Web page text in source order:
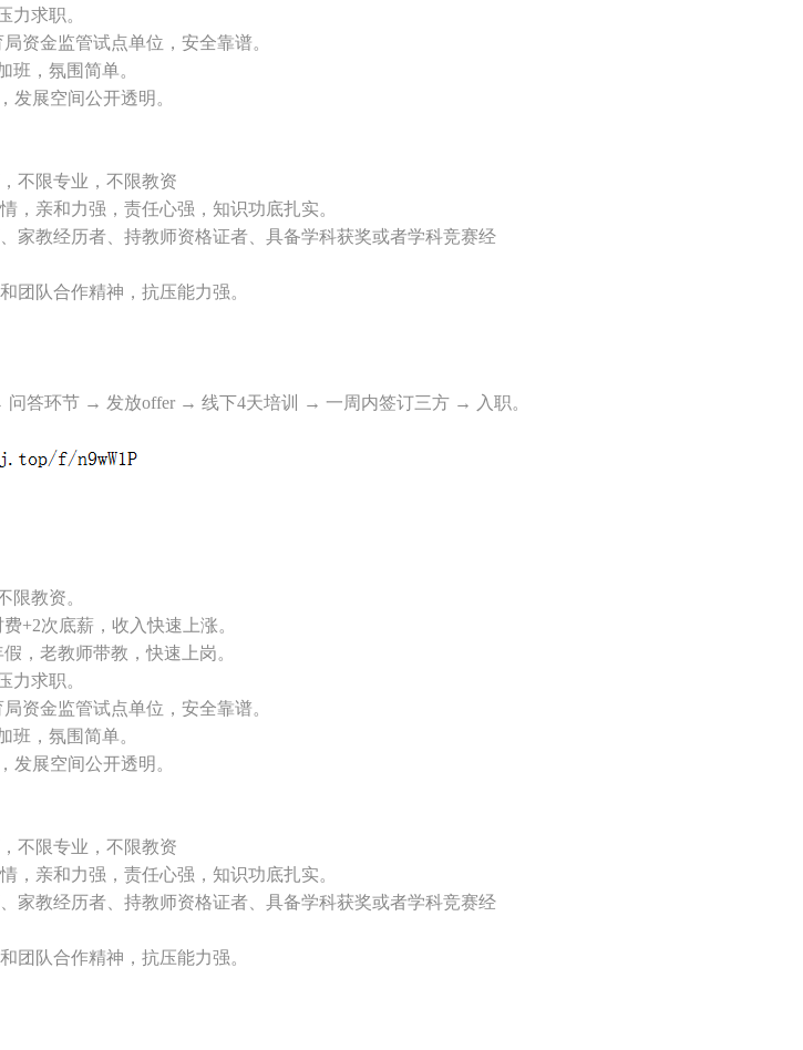
力求职。
资金监管试点单位，安全靠谱。
班，氛围简单。
发展空间公开透明。
不限专业，不限教资
，亲和力强，责任心强，知识功底扎实。
家教经历者、持教师资格证者、具备学科获奖或者学科竞赛经
团队合作精神，抗压能力强。
答环节 → 发放offer → 线下4天培训 → 一周内签订三方 → 入职。
限教资。
+2次底薪，收入快速上涨。
，老教师带教，快速上岗。
力求职。
资金监管试点单位，安全靠谱。
班，氛围简单。
发展空间公开透明。
不限专业，不限教资
，亲和力强，责任心强，知识功底扎实。
家教经历者、持教师资格证者、具备学科获奖或者学科竞赛经
团队合作精神，抗压能力强。